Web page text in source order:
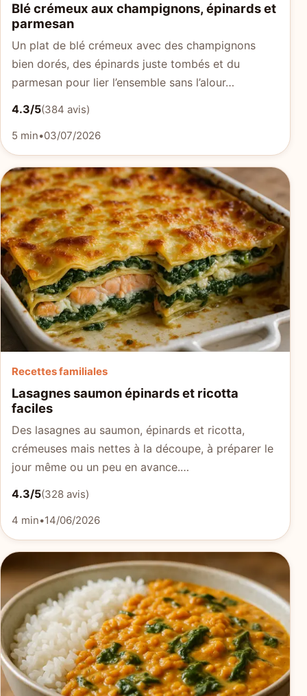
Blé crémeux aux champignons, épinards et
parmesan
Un plat de blé crémeux avec des champignons
bien dorés, des épinards juste tombés et du
parmesan pour lier l’ensemble sans l’alour…
4.3/5(384 avis)
5 min•03/07/2026
Recettes familiales
Lasagnes saumon épinards et ricotta
faciles
Des lasagnes au saumon, épinards et ricotta,
crémeuses mais nettes à la découpe, à préparer le
jour même ou un peu en avance.…
4.3/5(328 avis)
4 min•14/06/2026